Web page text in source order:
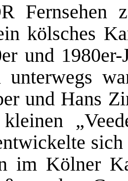
Fernsehen
kölsches
und
und Hans
im Kölner